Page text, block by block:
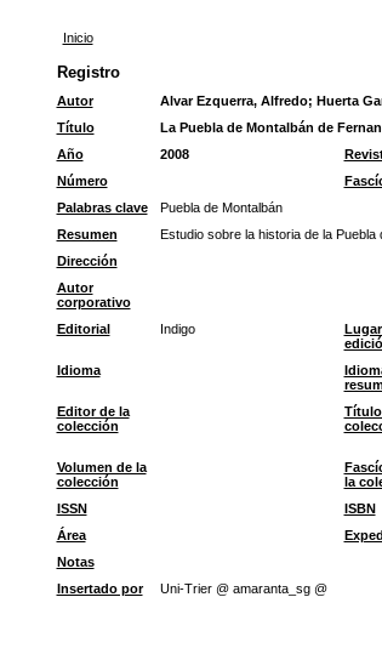
Inicio
Registro
Autor Alvar Ezquerra, Alfredo; Huerta
Título
La Puebla de Montalbán de
Año
2008
Número
Palabras clave
Puebla de Montalbán
Resumen
Estudio sobre la historia de la Puebla
Dirección
Autor
corporativo
Editorial Indigo
Idioma
Editor de la
colección
Volumen de la
colección
la
ISSN ISBN
Área
Notas
Insertado por
Uni-Trier @ amaranta_sg @